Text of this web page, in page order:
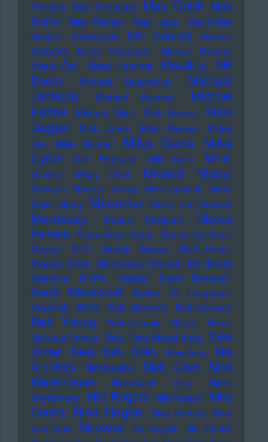
Phoenix Max Giesinger Max Goldt Max
Herre
Max Romeo Maxi Jazz
Maximilian
Hecker
MBSounds MC Conrad
Meese
Melody's Echo Chamber
Mense Reents
Mesut Özil
Metal Hammer Metallica MF
Doom
Michael Hutchence
Michael
Jackson
Michael Kemner
Michael
Rother
Michael Stipe Mick Harvey
Mick
Jagger
Mick Jones Micki Meuser
Midge
Ure
Mike Skinner Miles Davis
Miley
Cyrus
Mille Petrozza Milli Vanilli Mine
Ministry Missy Elliott Mittekill Moby
Moderat Modern Talking Moe Jacksch
Mois
Mola
Moog Moonriivr Moritz von Oswald
Morrissey Morton Feldman
Moses
Pelham
Motor Boys Motor
Mouse On Mars
Mozart
MTV Muddy Waters
Muff Potter
Muppet Show
Münchener Freiheit
My Bloody
Valentine
N.W.A. Naddel Nadin Deventer
Nana Mouskouri
Nation Of Language
Nazareth
NDW Neil Diamond Neil Tennant
Neil Young Nekromantix Nemo
Nena
Nervous Norvus Neu! New Model Army New
Order New York Dolls Newcleus
Nia
Archives
Nichtseattle Nick Cave
Nick
Waterhouse
Nickelback Nico
Nikko
Weidemann Nile Rogers Nils Keppel Nina
Chuba Nina Hagen Nina Simone
Nine
Inch Nail
Nirvana No Angels
No Doubt